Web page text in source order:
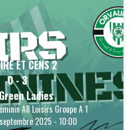
ET CENS 2
0-3
Ladies
A8 Loisirs Groupe A 1
2025 - 10:00